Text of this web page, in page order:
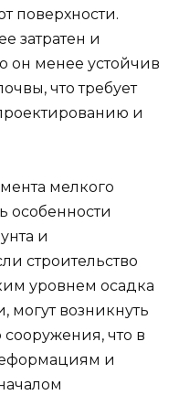
поверхности.
затратен и
он менее устойчив
что требует
и
мелкого
особенности
и
строительство
уровнем осадка
возникнуть
что в
и